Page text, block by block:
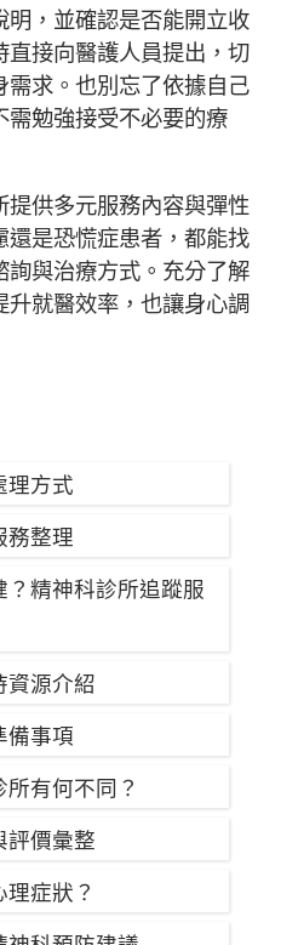
，並確認是否能開立收
接向醫護人員提出，切
求。也別忘了依據自己
勉強接受不必要的療
供多元服務內容與彈性
是恐慌症患者，都能找
與治療方式。充分了解
就醫效率，也讓身心調
理方式
務整理
精神科診所追蹤服
資源介紹
備事項
有何不同？
評價彙整
症狀？